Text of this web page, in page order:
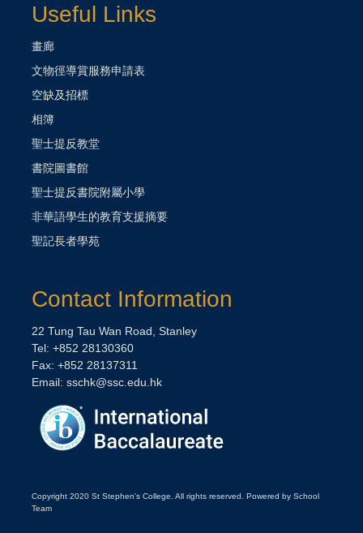
Useful Links
畫廊
文物徑導賞服務申請表
空缺及招標
相簿
聖士提反教堂
書院圖書館
聖士提反書院附屬小學
非華語學生的教育支援摘要
聖記長者學苑
Contact Information
22 Tung Tau Wan Road, Stanley
Tel: +852 28130360
Fax: +852 28137311
Email: sschk@ssc.edu.hk
Copyright 2020 St Stephen's College. All rights reserved. Powered by School
Team